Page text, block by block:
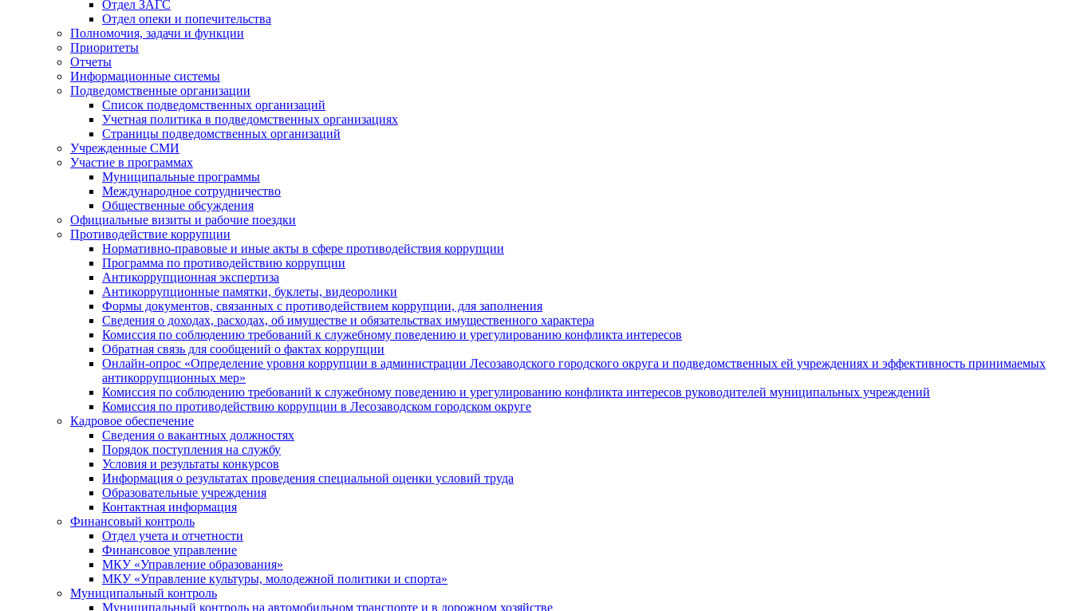
Отдел ЗАГС
Отдел опеки и попечительства
Полномочия, задачи и функции
Приоритеты
Отчеты
Информационные системы
Подведомственные организации
Список подведомственных организаций
Учетная политика в подведомственных организациях
Страницы подведомственных организаций
Учрежденные СМИ
Участие в программах
Муниципальные программы
Международное сотрудничество
Общественные обсуждения
Официальные визиты и рабочие поездки
Противодействие коррупции
Нормативно-правовые и иные акты в сфере противодействия коррупции
Программа по противодействию коррупции
Антикоррупционная экспертиза
Антикоррупционные памятки, буклеты, видеоролики
Формы документов, связанных с противодействием коррупции, для заполнения
Сведения о доходах, расходах, об имуществе и обязательствах имущественного характера
Комиссия по соблюдению требований к служебному поведению и урегулированию конфликта интересов
Обратная связь для сообщений о фактах коррупции
Онлайн-опрос «Определение уровня коррупции в администрации Лесозаводского городского округа и подведомственных ей учреждениях и эффективность принимаемых
антикоррупционных мер»
Комиссия по соблюдению требований к служебному поведению и урегулированию конфликта интересов руководителей муниципальных учреждений
Комиссия по противодействию коррупции в Лесозаводском городском округе
Кадровое обеспечение
Сведения о вакантных должностях
Порядок поступления на службу
Условия и результаты конкурсов
Информация о результатах проведения специальной оценки условий труда
Образовательные учреждения
Контактная информация
Финансовый контроль
Отдел учета и отчетности
Финансовое управление
МКУ «Управление образования»
МКУ «Управление культуры, молодежной политики и спорта»
Муниципальный контроль
Муниципальный контроль на автомобильном транспорте и в дорожном хозяйстве